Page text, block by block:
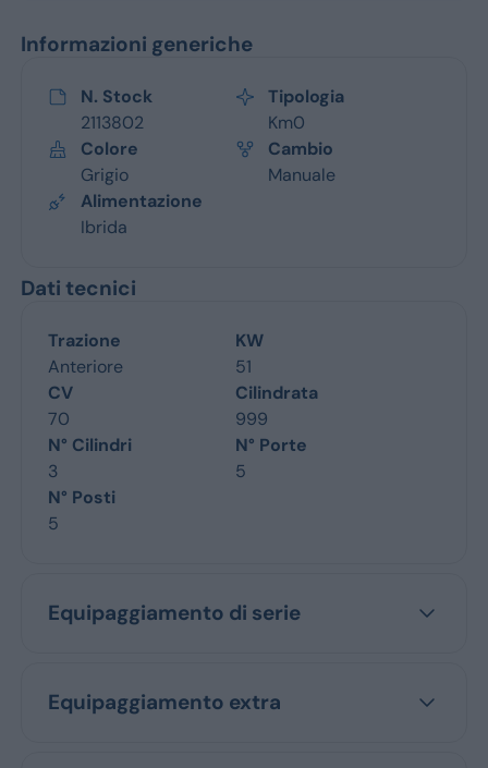
Informazioni generiche
N. Stock
2113802
Tipologia
Km0
Colore
Grigio
Cambio
Manuale
Alimentazione
Ibrida
Dati tecnici
Trazione
Anteriore
KW
51
CV
70
Cilindrata
999
N° Cilindri
3
N° Porte
5
N° Posti
5
Equipaggiamento di serie
Equipaggiamento extra